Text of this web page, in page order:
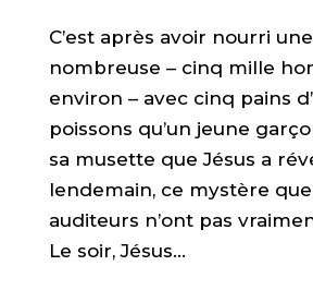
C’est après avoir nourri
nombreuse – cinq mille
environ – avec cinq pains
poissons qu’un jeune
sa musette que Jésus a
lendemain, ce mystère que
auditeurs n’ont pas
Le soir, Jésus...